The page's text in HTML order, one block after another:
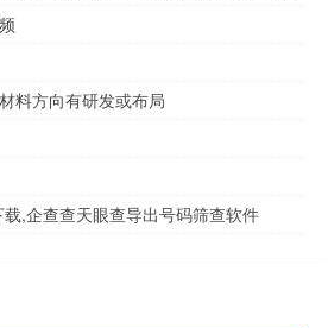
料方向有研发或布局
,企查查天眼查导出号码筛查软件